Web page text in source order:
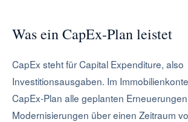
Was ein CapEx-Plan leistet
CapEx steht für Capital Expenditure, also
Investitionsausgaben. Im
CapEx-Plan alle geplanten
Modernisierungen über einen Zeitraum